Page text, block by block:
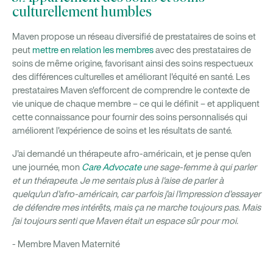
culturellement humbles
Maven propose un réseau diversifié de prestataires de soins et
peutmettre en relation les membresavec des prestataires de
soins de même origine, favorisant ainsi des soins respectueux
des différences culturelles et améliorant l'équité en santé. Les
prestataires Maven s'efforcent de comprendre le contexte de
vie unique de chaque membre – ce qui le définit – et appliquent
cette connaissance pour fournir des soins personnalisés qui
améliorent l'expérience de soins et les résultats de santé.
J'ai demandé un thérapeute afro-américain, et je pense qu'en
une journée, mon Care Advocateune sage-femme à qui parler
et un thérapeute. Je me sentais plus à l'aise de parler à
quelqu'un d'afro-américain, car parfois j'ai l'impression d'essayer
de défendre mes intérêts, mais ça ne marche toujours pas. Mais
j'ai toujours senti que Maven était un espace sûr pour moi.
- Membre Maven Maternité